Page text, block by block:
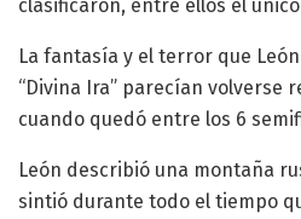
clasificaron, entre ellos el único
La fantasía y el terror que
“Divina Ira” parecían volverse
cuando quedó entre los 6
León describió una montaña
sintió durante todo el tiempo